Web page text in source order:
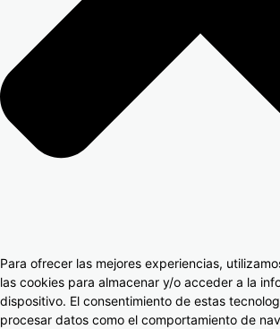
Para ofrecer las mejores experiencias,
las cookies para almacenar y/o acceder a la
dispositivo. El consentimiento de estas
procesar datos como el comportamiento de